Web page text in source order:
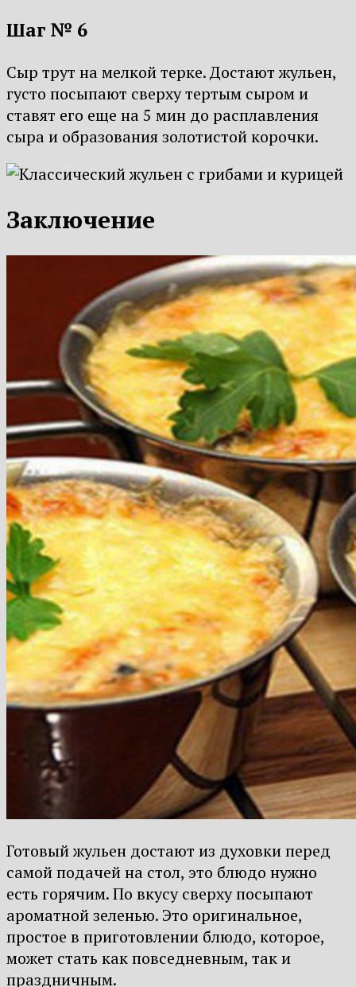
Шаг № 6
Сыр трут на мелкой терке. Достают жульен,
густо посыпают сверху тертым сыром и
ставят его еще на 5 мин до расплавления
сыра и образования золотистой корочки.
Заключение
Готовый жульен достают из духовки перед
самой подачей на стол, это блюдо нужно
есть горячим. По вкусу сверху посыпают
ароматной зеленью. Это оригинальное,
простое в приготовлении блюдо, которое,
может стать как повседневным, так и
праздничным.